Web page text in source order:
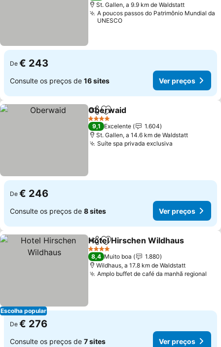
St. Gallen, a 9.9 km de Waldstatt
A poucos passos do Patrimônio Mundial da
UNESCO
De € 243
Consulte os preços de 16 sites Ver preços
PartilharAdicionar aos favoritos
Oberwaid
4 Estrelas
9,1 Excelente
1.604
St. Gallen, a 14.6 km de Waldstatt
Suíte spa privada exclusiva
De € 246
Consulte os preços de 8 sites Ver preços
Escolha popular
PartilharAdicionar aos favoritos
Hotel Hirschen Wildhaus
4 Estrelas
8,4 Muito boa
1.880
Wildhaus, a 17.8 km de Waldstatt
Amplo buffet de café da manhã regional
De € 276
Consulte os preços de 7 sites Ver preços